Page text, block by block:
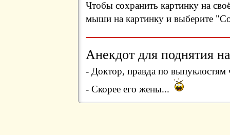
Чтобы сохранить картинку на
мыши на картинку и выберите
Анекдот для поднятия
- Доктор, правда по выпуклостям
- Скорее его жены...